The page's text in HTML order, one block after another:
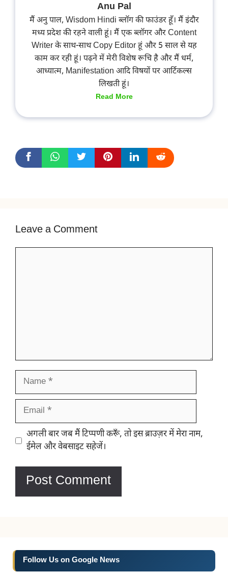
Anu Pal
मैं अनु पाल, Wisdom Hindi ब्लॉग की फाउंडर हूँ। मैं इंदौर
मध्य प्रदेश की रहने वाली हूं। मैं एक ब्लॉगर और Content
Writer के साथ-साथ Copy Editor हूं और 5 साल से यह
काम कर रही हूं। पढ़ने में मेरी विशेष रूचि है और मैं धर्म,
आध्यात्म, Manifestation आदि विषयों पर आर्टिकल्स
लिखती हूं।
Read More
Leave a Comment
Name
Email
Website
अगली बार जब मैं टिप्पणी करूँ, तो इस ब्राउज़र में मेरा नाम,
ईमेल और वेबसाइट सहेजें।
Follow Us on Google News